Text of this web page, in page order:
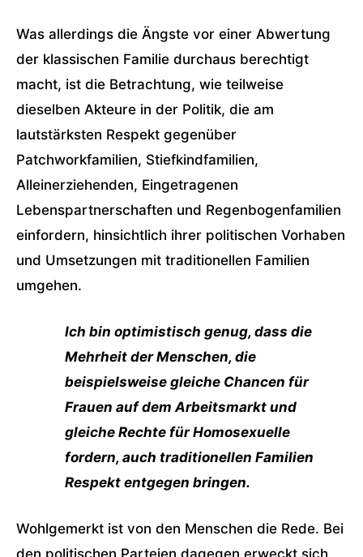
Was allerdings die Ängste vor einer Abwertung
der klassischen Familie durchaus berechtigt
macht, ist die Betrachtung, wie teilweise
dieselben Akteure in der Politik, die am
lautstärksten Respekt gegenüber
Patchworkfamilien, Stiefkindfamilien,
Alleinerziehenden, Eingetragenen
Lebenspartnerschaften und Regenbogenfamilien
einfordern, hinsichtlich ihrer politischen Vorhaben
und Umsetzungen mit traditionellen Familien
umgehen.
Ich bin optimistisch genug, dass die
Mehrheit der Menschen, die
beispielsweise gleiche Chancen für
Frauen auf dem Arbeitsmarkt und
gleiche Rechte für Homosexuelle
fordern, auch traditionellen Familien
Respekt entgegen bringen.
Wohlgemerkt ist von den Menschen die Rede. Bei
den politischen Parteien dagegen erweckt sich